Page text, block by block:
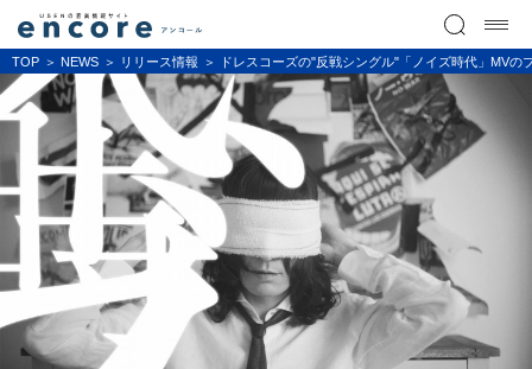
TOP NEWS リリース情報 ドレスコーズの"反戦シングル"「ノイズ時代」MV